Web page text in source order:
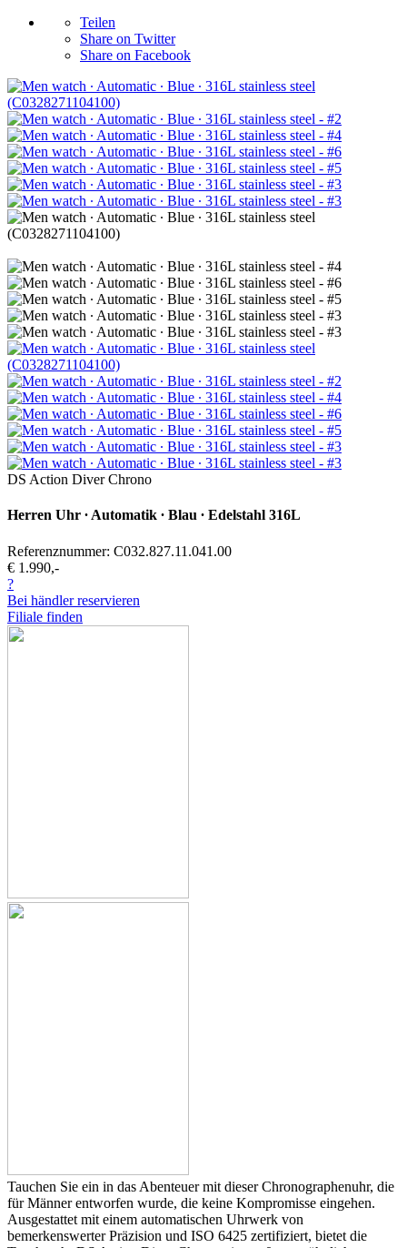
Teilen
Share on Twitter
Share on Facebook
DS Action Diver Chrono
Herren Uhr ∙ Automatik ∙ Blau ∙ Edelstahl 316L
Referenznummer: C032.827.11.041.00
€ 1.990,-
?
Bei händler reservieren
Filiale finden
Tauchen Sie ein in das Abenteuer mit dieser Chronographenuhr, die
für Männer entworfen wurde, die keine Kompromisse eingehen.
Ausgestattet mit einem automatischen Uhrwerk von
bemerkenswerter Präzision und ISO 6425 zertifiziert, bietet die